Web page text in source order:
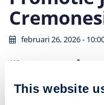
This website
februari 26, 2026 -
Roots,